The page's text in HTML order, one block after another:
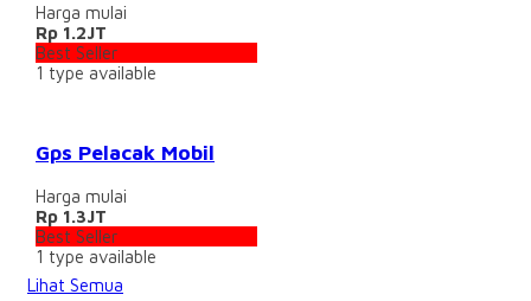
Harga mulai
Rp 1.2JT
Best Seller
1 type available
Gps Pelacak Mobil
Harga mulai
Rp 1.3JT
Best Seller
1 type available
Lihat Semua